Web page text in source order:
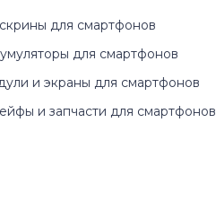
для смартфонов
для смартфонов
и экраны для смартфонов
и запчасти для смартфонов